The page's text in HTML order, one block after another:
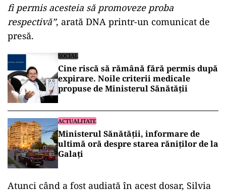
fi permis acesteia să promoveze proba
respectivă”, arată DNA printr-un comunicat de
presă.
SOCIAL
Cine riscă să rămână fără permis după
expirare. Noile criterii medicale
propuse de Ministerul Sănătății
ACTUALITATE
Ministerul Sănătății, informare de
ultimă oră despre starea răniților de la
Galați
Atunci când a fost audiată în acest dosar, Silvia